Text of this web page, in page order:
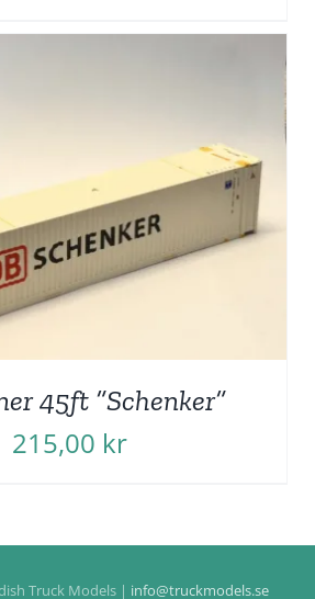
45ft ”Schenker”
215,00 kr
Truck Models | info@truckmodels.se